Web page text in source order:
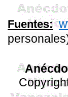
Fuentes: